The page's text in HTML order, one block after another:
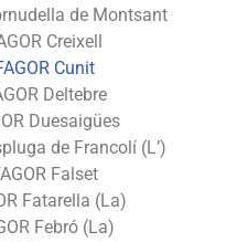
de Montsant
Creixell
Cunit
Deltebre
Duesaigües
de Francolí (L’)
Falset
Fatarella (La)
Febró (La)